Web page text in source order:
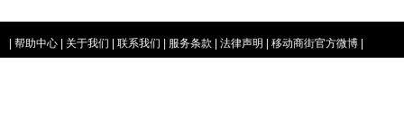
帮助中心 关于我们 联系我们 服务条款 法律声明 移动商街官方微博